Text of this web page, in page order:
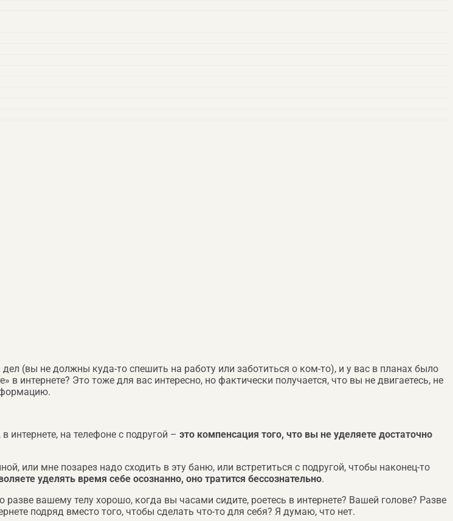
(вы не должны куда-то спешить на работу или заботиться о ком-то), и у вас в планах было
в интернете? Это тоже для вас интересно, но фактически получается, что вы не двигаетесь, не
интернете, на телефоне с подругой – это компенсация того, что вы не уделяете достаточно
или мне позарез надо сходить в эту баню, или встретиться с подругой, чтобы наконец-то
уделять время себе осознанно, оно тратится бессознательно.
вашему телу хорошо, когда вы часами сидите, роетесь в интернете? Вашей голове? Разве
подряд вместо того, чтобы сделать что-то для себя? Я думаю, что нет.